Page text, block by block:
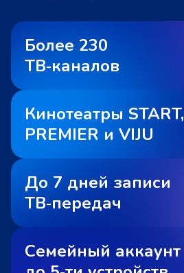
Более 230
ТВ‑каналов
Кинотеатры START,
PREMIER и VIJU
До 7 дней записи
ТВ‑передач
Семейный аккаунт